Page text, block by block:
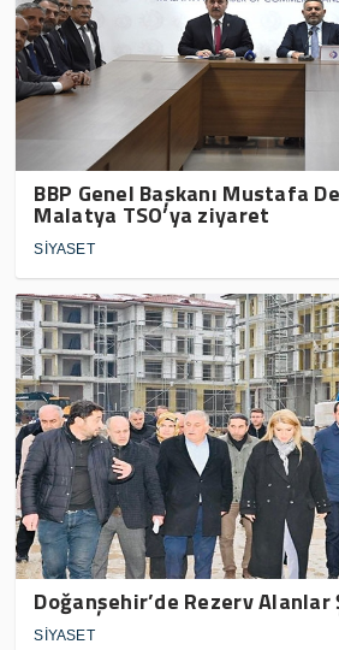
BBP Genel Başkanı Mustafa
Malatya TSO’ya ziyaret
SİYASET
Doğanşehir’de Rezerv
SİYASET